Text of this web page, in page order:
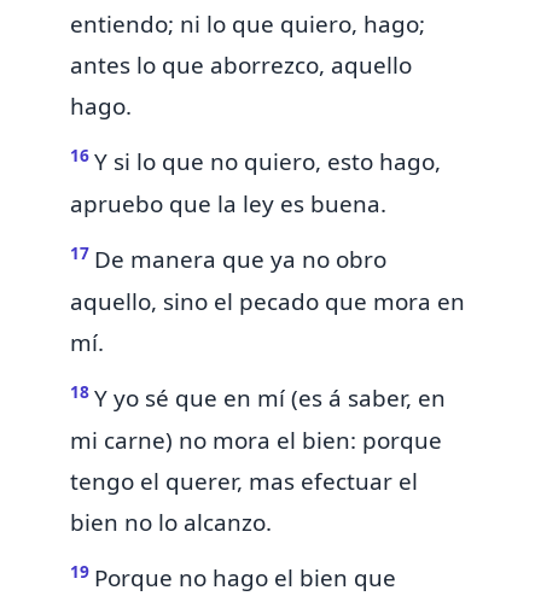
entiendo; ni lo que quiero, hago;
antes lo que aborrezco, aquello
hago.
16 Y si lo que no quiero, esto hago,
apruebo que la ley es buena.
17 De manera que ya no obro
aquello, sino el pecado que mora en
mí.
18 Y yo sé que en mí (es á saber, en
mi carne) no mora el bien: porque
tengo el querer, mas efectuar el
bien no lo alcanzo.
19 Porque no hago el bien que